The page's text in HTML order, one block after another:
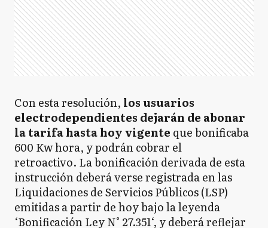
Con esta resolución, los usuarios
electrodependientes dejarán de abonar
la tarifa hasta hoy vigente que bonificaba
600 Kw hora, y podrán cobrar el
retroactivo. La bonificación derivada de esta
instrucción deberá verse registrada en las
Liquidaciones de Servicios Públicos (LSP)
emitidas a partir de hoy bajo la leyenda
‘Bonificación Ley N° 27.351‘, y deberá reflejar